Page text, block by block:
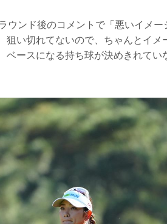
ウンド後のコメントで「悪いイメー
狙い切れてないので、ちゃんとイメ
ベースになる持ち球が決めきれてい